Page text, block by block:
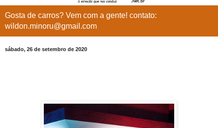
Gosta de carros? Vem com a gente! contato:
wildon.minoru@gmail.com
sábado, 26 de setembro de 2020